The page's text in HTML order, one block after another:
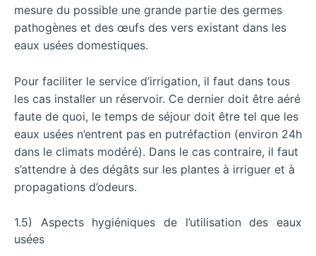
mesure du possible une grande partie des germes
pathogènes et des œufs des vers existant dans les
eaux usées domestiques.
Pour faciliter le service d’irrigation, il faut dans tous
les cas installer un réservoir. Ce dernier doit être aéré
faute de quoi, le temps de séjour doit être tel que les
eaux usées n’entrent pas en putréfaction (environ 24h
dans le climats modéré). Dans le cas contraire, il faut
s’attendre à des dégâts sur les plantes à irriguer et à
propagations d’odeurs.
1.5) Aspects hygiéniques de l’utilisation des eaux
usées